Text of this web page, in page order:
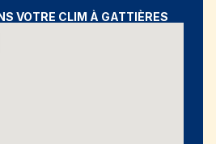
VOTRE CLIM À GATTIÈRES